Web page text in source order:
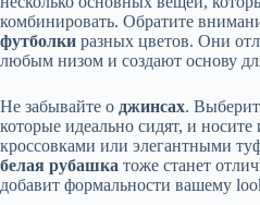
комбинировать. Обратите
футболки разных цветов. Они
любым низом и создают основу
Не забывайте о джинсах.
которые идеально сидят, и
кроссовками или элегантными
белая рубашка тоже станет
добавит формальности вашему